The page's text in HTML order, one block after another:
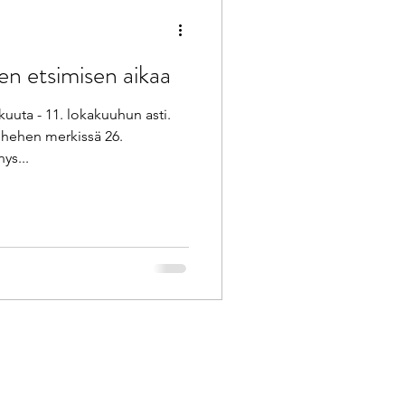
Karma
Kaksoset
etsimisen aikaa
- 11. lokakuuhun asti.
merkissä 26.